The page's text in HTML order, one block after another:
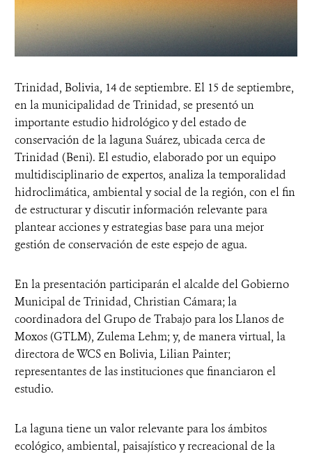
Trinidad, Bolivia, 14 de septiembre. El 15 de septiembre,
en la municipalidad de Trinidad, se presentó un
importante estudio hidrológico y del estado de
conservación de la laguna Suárez, ubicada cerca de
Trinidad (Beni). El estudio, elaborado por un equipo
multidisciplinario de expertos, analiza la temporalidad
hidroclimática, ambiental y social de la región, con el fin
de estructurar y discutir información relevante para
plantear acciones y estrategias base para una mejor
gestión de conservación de este espejo de agua.
En la presentación participarán el alcalde del Gobierno
Municipal de Trinidad, Christian Cámara; la
coordinadora del Grupo de Trabajo para los Llanos de
Moxos (GTLM), Zulema Lehm; y, de manera virtual, la
directora de WCS en Bolivia, Lilian Painter;
representantes de las instituciones que financiaron el
estudio.
La laguna tiene un valor relevante para los ámbitos
ecológico, ambiental, paisajístico y recreacional de la